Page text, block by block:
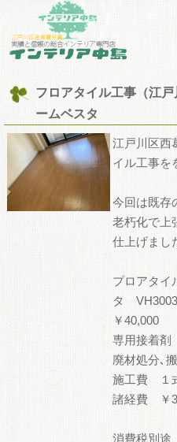
フロアタイル工事（江
ームベスタ
江戸川区西
イル工事を
今回は既存
老朽化で上
仕上げまし
プロアタ
タ
￥40,000
専用接着
廃材処分､
施工費
諸経費 ￥
消費税別途